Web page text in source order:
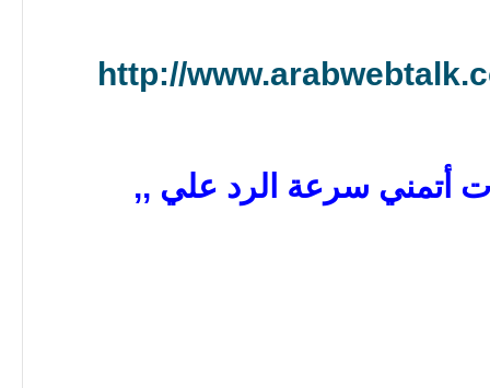
http://
أتمني سرعة الرد علي ,,